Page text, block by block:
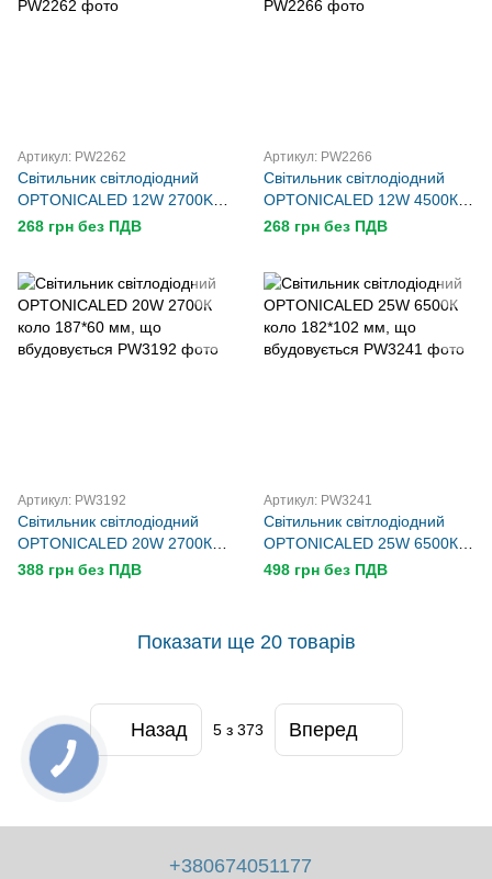
Артикул: PW2262
Світильник світлодіодний
OPTONICALED 12W 2700K
коло 118*50 мм накл
268 грн без ПДВ
Артикул: PW2266
Світильник світлодіодний
OPTONICALED 12W 4500К
квадрат 118*180 мм накл
268 грн без ПДВ
Артикул: PW3192
Світильник світлодіодний
OPTONICALED 20W 2700К
коло 187*60 мм, що
388 грн без ПДВ
Артикул: PW3241
Світильник світлодіодний
OPTONICALED 25W 6500К
коло 182*102 мм, що
498 грн без ПДВ
Показати ще 20 товарів
Назад 5з 373 Вперед
+380674051177